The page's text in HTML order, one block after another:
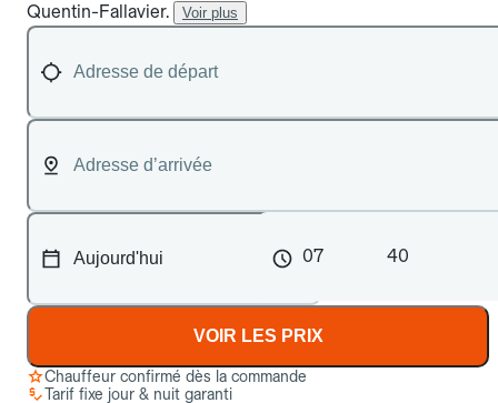
Quentin-Fallavier.
Voir plus
07 40
VOIR LES PRIX
Chauffeur confirmé dès la commande
Tarif fixe jour & nuit garanti